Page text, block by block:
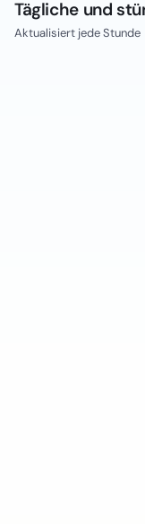
Tägliche und
Aktualisiert jede Stunde